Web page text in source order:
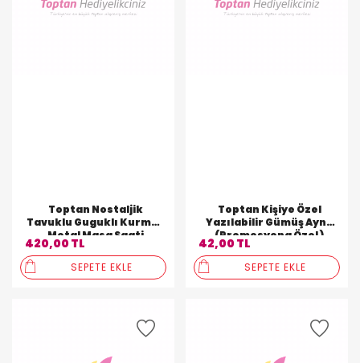
Toptan Nostaljik
Tavuklu Guguklı Kurmalı
Metal Masa Saati
420,00 TL
SEPETE EKLE
Toptan Kişiye Özel
Yazılabilir Gümüş Ayna
(Promosyona Özel )
42,00 TL
SEPETE EKLE